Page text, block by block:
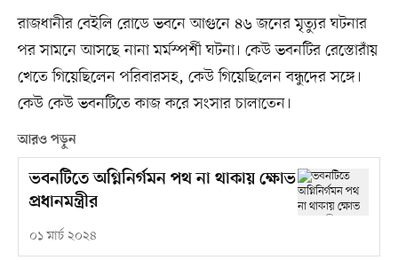
রাজধানীর বেইলি রোডে ভবনে আগুনে ৪৬ জনের মৃত্যুর ঘটনার
পর সামনে আসছে নানা মর্মস্পর্শী ঘটনা। কেউ ভবনটির রেস্তোরাঁয়
খেতে গিয়েছিলেন পরিবারসহ, কেউ গিয়েছিলেন বন্ধুদের সঙ্গে।
কেউ কেউ ভবনটিতে কাজ করে সংসার চালাতেন।
আরও পড়ুন
ভবনটিতে অগ্নিনির্গমন পথ না থাকায় ক্ষোভ
প্রধানমন্ত্রীর
০১ মার্চ ২০২৪